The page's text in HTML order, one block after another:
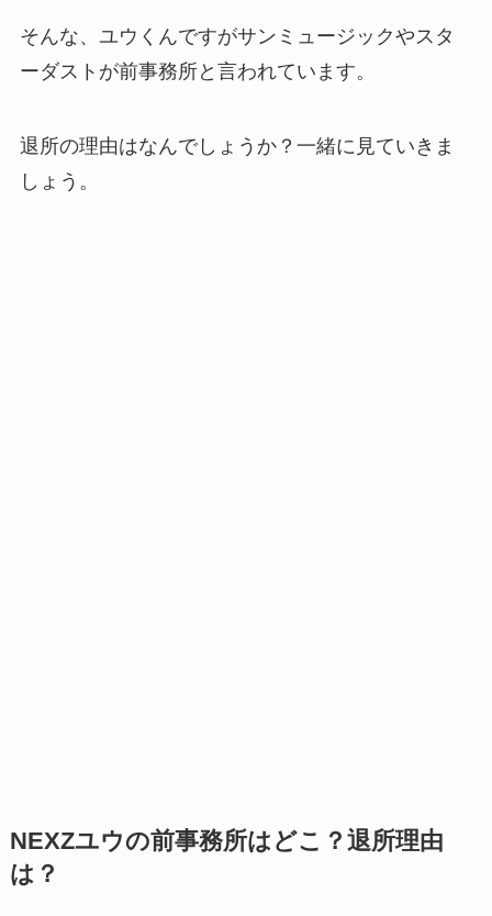
そんな、ユウくんですがサンミュージックやスタ
ーダストが前事務所と言われています。
退所の理由はなんでしょうか？一緒に見ていきま
しょう。
NEXZユウの前事務所はどこ？退所理由
は？